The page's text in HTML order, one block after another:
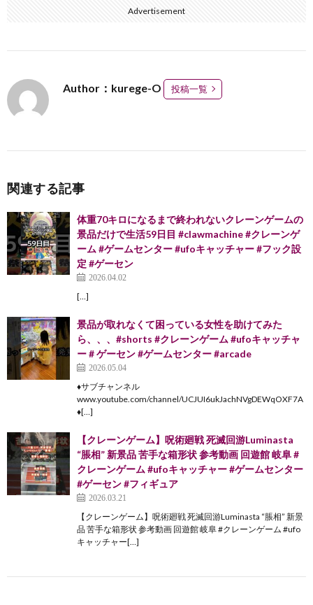
Advertisement
Author：kurege-O 投稿一覧
関連する記事
体重70キロになるまで終われないクレーンゲームの
景品だけで生活59日目 #clawmachine #クレーンゲ
ーム #ゲームセンター #ufoキャッチャー #フック設
定 #ゲーセン
2026.04.02
[…]
景品が取れなくて困っている女性を助けてみた
ら、、、#shorts #クレーンゲーム #ufoキャッチャ
ー # ゲーセン #ゲームセンター #arcade
2026.05.04
♦︎サブチャンネル
www.youtube.com/channel/UCJUI6ukJachNVgDEWqOXF7A
♦︎[…]
【クレーンゲーム】呪術廻戦 死滅回游Luminasta
“脹相” 新景品 苦手な箱形状 参考動画 回遊館 岐阜 #
クレーンゲーム #ufoキャッチャー #ゲームセンター
#ゲーセン #フィギュア
2026.03.21
【クレーンゲーム】呪術廻戦 死滅回游Luminasta “脹相” 新景
品 苦手な箱形状 参考動画 回遊館 岐阜 #クレーンゲーム #ufo
キャッチャー[…]